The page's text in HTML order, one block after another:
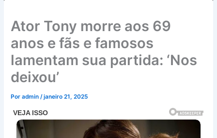
Ator Tony morre aos 69
anos e fãs e famosos
lamentam sua partida: ‘Nos
deixou’
Poradmin/janeiro 21, 2025